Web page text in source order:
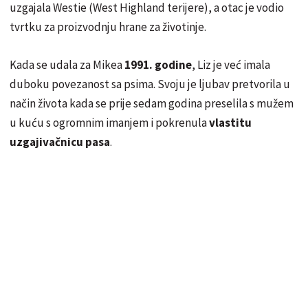
uzgajala Westie (West Highland terijere), a otac je vodio
tvrtku za proizvodnju hrane za životinje.
Kada se udala za Mikea1991. godine, Liz je već imala
duboku povezanost sa psima. Svoju je ljubav pretvorila u
način života kada se prije sedam godina preselila s mužem
u kuću s ogromnim imanjem i pokrenulavlastitu
uzgajivačnicu pasa.